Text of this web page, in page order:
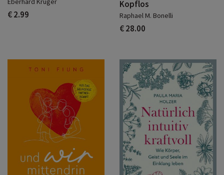
€ 2.99
Kopflos
Raphael M. Bonelli
€ 28.00